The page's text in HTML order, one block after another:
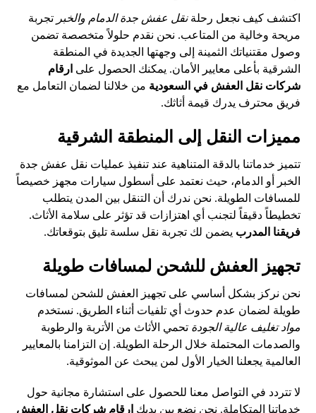
اكتشف كيف نجعل رحلةنقل عفش جدة الدمام والخبر تجربة
مريحة وخالية من المتاعب. نحن نقدم حلولاً متخصصة تضمن
وصول مقتنياتك الثمينة إلى وجهتها الجديدة في المنطقة
الشرقية بأعلى معايير الأمان. يمكنك الحصول على ارقام
شركات نقل العفش في السعودية من خلالنا لضمان التعامل مع
فريق محترف يدرك قيمة أثاثك.
مميزات النقل إلى المنطقة الشرقية
تتميز خدماتنا بالدقة المتناهية عند تنفيذ عمليات نقل عفش جدة
الخبر أو الدمام، حيث نعتمد على أسطول سيارات مجهز خصيصاً
للمسافات الطويلة. نحن ندرك أن التنقل بين المدن يتطلب
تخطيطاً دقيقاً لتجنب أي اهتزازات قد تؤثر على سلامة الأثاث.
فريقنا المدرب يضمن لك تجربة نقل سلسة تليق بتوقعاتك.
تجهيز العفش للشحن لمسافات طويلة
نحن نركز بشكل أساسي على تجهيز العفش للشحن لمسافات
طويلة لضمان عدم حدوث أي تلفيات أثناء الطريق. نستخدم
مواد تغليف عالية الجودة تحمي الأثاث من الأتربة والرطوبة
والصدمات المحتملة خلال الرحلة الطويلة. إن التزامنا بالمعايير
العالمية يجعلنا الخيار الأول لمن يبحث عن الموثوقية.
لا تتردد في التواصل معنا للحصول على استشارة مجانية حول
خدماتنا المتكاملة. نحن نضع بين يديك ارقام شركات نقل العفش